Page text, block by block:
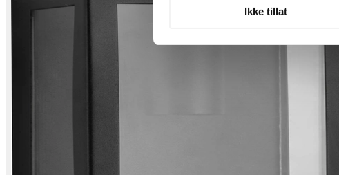
Ikke tillat